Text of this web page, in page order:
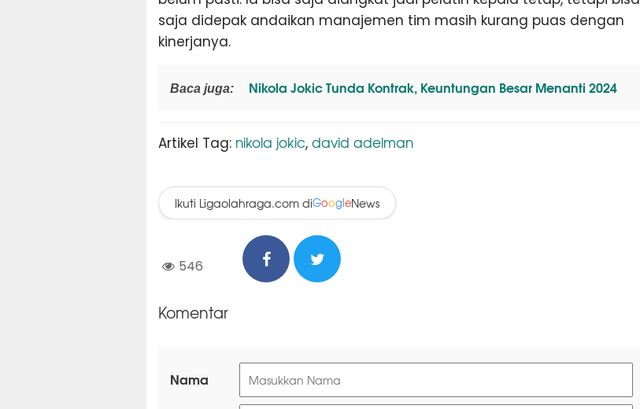
saja didepak andaikan manajemen tim masih kurang puas dengan
kinerjanya.
Baca juga: Nikola Jokic Tunda Kontrak, Keuntungan Besar Menanti 2024
Artikel Tag: nikola jokic, david adelman
Ikuti Ligaolahraga.com diGoogleNews
546
Komentar
Nama